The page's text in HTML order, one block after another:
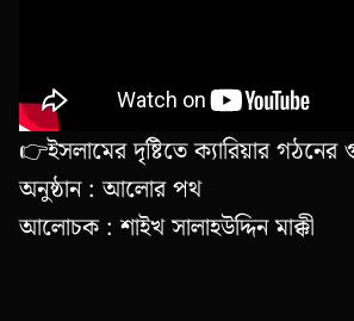
👉ইসলামের দৃষ্টিতে ক্যারিয়ার গঠনের
অনুষ্ঠান : আলোর পথ
আলোচক : শাইখ সালাহউদ্দিন মাক্কী